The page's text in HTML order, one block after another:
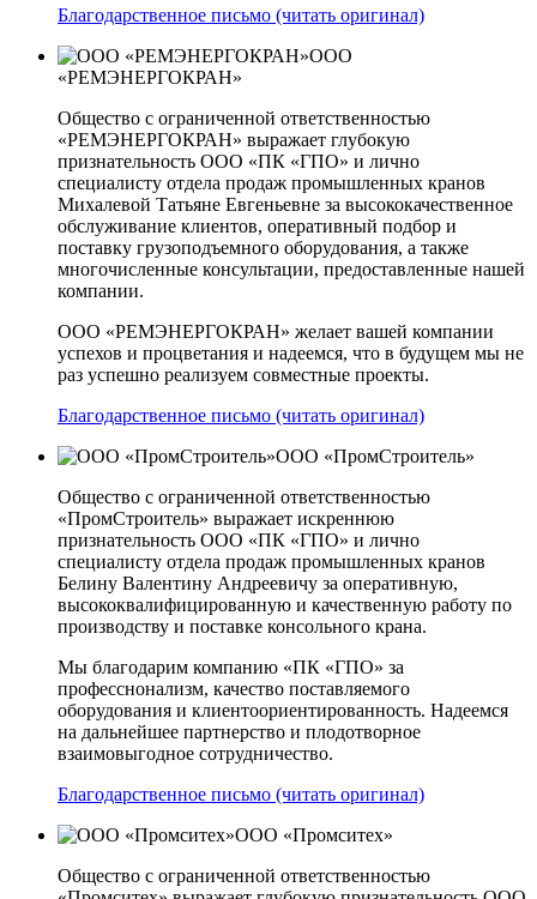
Благодарственное письмо (читать оригинал)
ООО
«РЕМЭНЕРГОКРАН»
Общество с ограниченной ответственностью
«РЕМЭНЕРГОКРАН» выражает глубокую
признательность ООО «ПК «ГПО» и лично
специалисту отдела продаж промышленных кранов
Михалевой Татьяне Евгеньевне за высококачественное
обслуживание клиентов, оперативный подбор и
поставку грузоподъемного оборудования, а также
многочисленные консультации, предоставленные нашей
компании.
ООО «РЕМЭНЕРГОКРАН» желает вашей компании
успехов и процветания и надеемся, что в будущем мы не
раз успешно реализуем совместные проекты.
Благодарственное письмо (читать оригинал)
ООО «ПромСтроитель»
Общество с ограниченной ответственностью
«ПромСтроитель» выражает искреннюю
признательность ООО «ПК «ГПО» и лично
специалисту отдела продаж промышленных кранов
Белину Валентину Андреевичу за оперативную,
высококвалифицированную и качественную работу по
производству и поставке консольного крана.
Мы благодарим компанию «ПК «ГПО» за
професснонализм, качество поставляемого
оборудования и клиентоориентированность. Надеемся
на дальнейшее партнерство и плодотворное
взаимовыгодное сотрудничество.
Благодарственное письмо (читать оригинал)
ООО «Промситех»
Общество с ограниченной ответственностью